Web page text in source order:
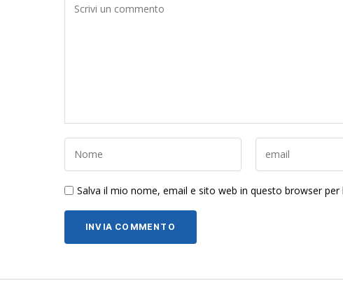
Salva il mio nome, email e sito web in questo browser